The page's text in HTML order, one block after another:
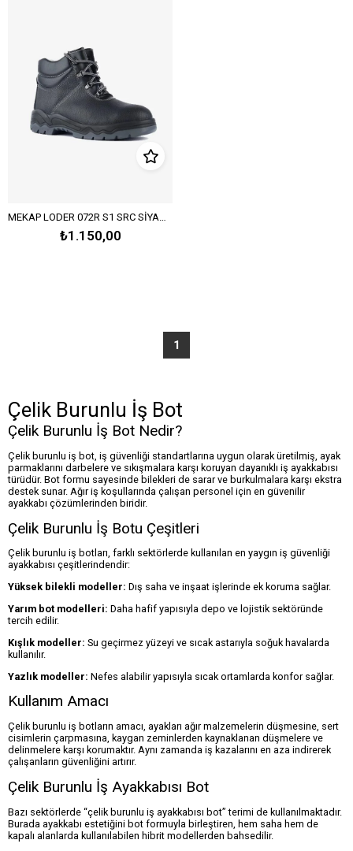
MEKAP LODER 072R S1 SRC SİYAH ÇELİK BURUNLU İŞ BOTU
₺1.150,00
1
Çelik Burunlu İş Bot
Çelik Burunlu İş Bot Nedir?
Çelik burunlu iş bot, iş güvenliği standartlarına uygun olarak üretilmiş, ayak
parmaklarını darbelere ve sıkışmalara karşı koruyan dayanıklı iş ayakkabısı
türüdür. Bot formu sayesinde bilekleri de sarar ve burkulmalara karşı ekstra
destek sunar. Ağır iş koşullarında çalışan personel için en güvenilir
ayakkabı çözümlerinden biridir.
Çelik Burunlu İş Botu Çeşitleri
Çelik burunlu iş botları, farklı sektörlerde kullanılan en yaygın iş güvenliği
ayakkabısı çeşitlerindendir:
Yüksek bilekli modeller: Dış saha ve inşaat işlerinde ek koruma sağlar.
Yarım bot modelleri: Daha hafif yapısıyla depo ve lojistik sektöründe
tercih edilir.
Kışlık modeller: Su geçirmez yüzeyi ve sıcak astarıyla soğuk havalarda
kullanılır.
Yazlık modeller: Nefes alabilir yapısıyla sıcak ortamlarda konfor sağlar.
Kullanım Amacı
Çelik burunlu iş botların amacı, ayakları ağır malzemelerin düşmesine, sert
cisimlerin çarpmasına, kaygan zeminlerden kaynaklanan düşmelere ve
delinmelere karşı korumaktır. Aynı zamanda iş kazalarını en aza indirerek
çalışanların güvenliğini artırır.
Çelik Burunlu İş Ayakkabısı Bot
Bazı sektörlerde “çelik burunlu iş ayakkabısı bot” terimi de kullanılmaktadır.
Burada ayakkabı estetiğini bot formuyla birleştiren, hem saha hem de
kapalı alanlarda kullanılabilen hibrit modellerden bahsedilir.